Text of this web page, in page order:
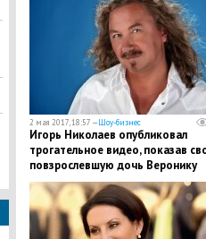
2 мая 2017, 18:57 —Шоу-бизнес
Игорь Николаев опубликовал
трогательное видео, показав
повзрослевшую дочь Веронику